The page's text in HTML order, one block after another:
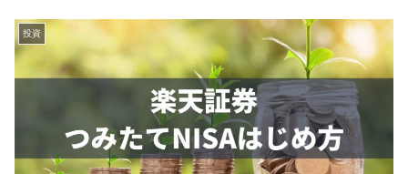
投資